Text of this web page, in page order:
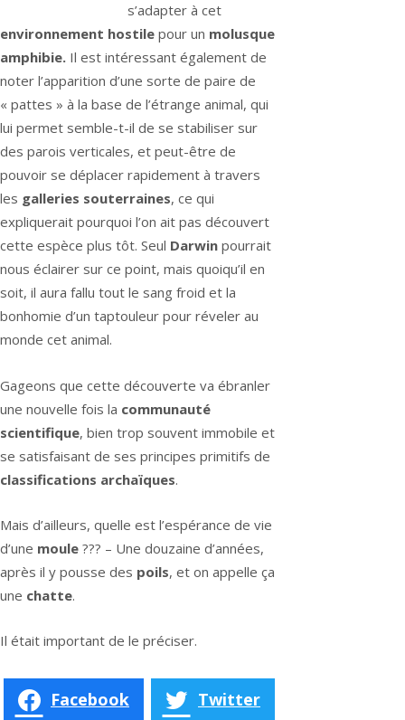
s’adapter à cet
environnement hostile pour un molusque
amphibie. Il est intéressant également de
noter l’apparition d’une sorte de paire de
« pattes » à la base de l’étrange animal, qui
lui permet semble-t-il de se stabiliser sur
des parois verticales, et peut-être de
pouvoir se déplacer rapidement à travers
les galleries souterraines, ce qui
expliquerait pourquoi l’on ait pas découvert
cette espèce plus tôt. Seul Darwin pourrait
nous éclairer sur ce point, mais quoiqu’il en
soit, il aura fallu tout le sang froid et la
bonhomie d’un taptouleur pour réveler au
monde cet animal.
Gageons que cette découverte va ébranler
une nouvelle fois la communauté
scientifique, bien trop souvent immobile et
se satisfaisant de ses principes primitifs de
classifications archaïques.
Mais d’ailleurs, quelle est l’espérance de vie
d’une moule ??? – Une douzaine d’années,
après il y pousse des poils, et on appelle ça
une chatte.
Il était important de le préciser.
Facebook Twitter